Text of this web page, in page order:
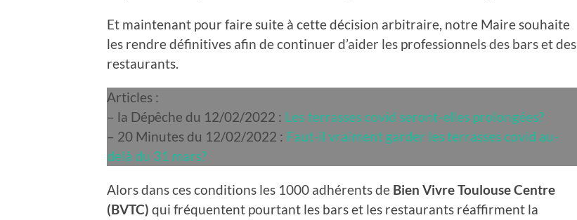
Et maintenant pour faire suite à cette décision arbitraire, notre Maire souhaite
les rendre définitives afin de continuer d’aider les professionnels des bars et des
restaurants.
Articles :
– la Dépêche du 12/02/2022 : Les terrasses covid seront-elles prolongées?
– 20 Minutes du 12/02/2022 : Faut-il vraiment garder les terrasses covid au-
delà du 31 mars?
Alors dans ces conditions les 1000 adhérents de Bien Vivre Toulouse Centre
(BVTC) qui fréquentent pourtant les bars et les restaurants réaffirment la